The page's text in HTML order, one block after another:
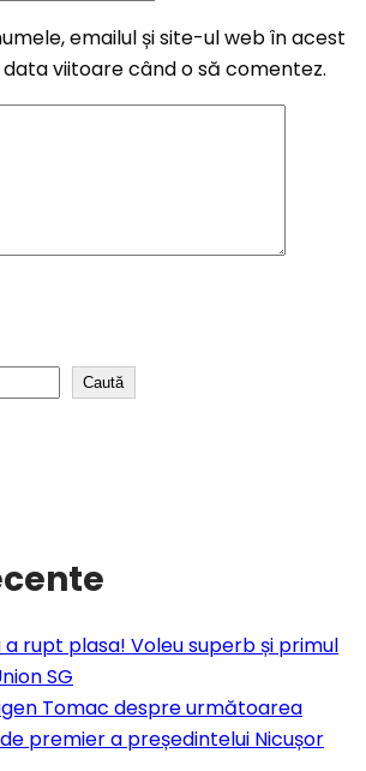
emailul și site-ul web în acest
viitoare când o să comentez.
Caută
a rupt plasa! Voleu superb și primul
SG
Tomac despre următoarea
premier a președintelui Nicușor